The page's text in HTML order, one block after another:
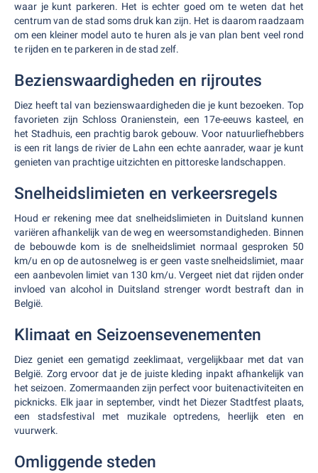
waar je kunt parkeren. Het is echter goed om te weten dat het
centrum van de stad soms druk kan zijn. Het is daarom raadzaam
om een kleiner model auto te huren als je van plan bent veel rond
te rijden en te parkeren in de stad zelf.
Bezienswaardigheden en rijroutes
Diez heeft tal van bezienswaardigheden die je kunt bezoeken. Top
favorieten zijn Schloss Oranienstein, een 17e-eeuws kasteel, en
het Stadhuis, een prachtig barok gebouw. Voor natuurliefhebbers
is een rit langs de rivier de Lahn een echte aanrader, waar je kunt
genieten van prachtige uitzichten en pittoreske landschappen.
Snelheidslimieten en verkeersregels
Houd er rekening mee dat snelheidslimieten in Duitsland kunnen
variëren afhankelijk van de weg en weersomstandigheden. Binnen
de bebouwde kom is de snelheidslimiet normaal gesproken 50
km/u en op de autosnelweg is er geen vaste snelheidslimiet, maar
een aanbevolen limiet van 130 km/u. Vergeet niet dat rijden onder
invloed van alcohol in Duitsland strenger wordt bestraft dan in
België.
Klimaat en Seizoensevenementen
Diez geniet een gematigd zeeklimaat, vergelijkbaar met dat van
België. Zorg ervoor dat je de juiste kleding inpakt afhankelijk van
het seizoen. Zomermaanden zijn perfect voor buitenactiviteiten en
picknicks. Elk jaar in september, vindt het Diezer Stadtfest plaats,
een stadsfestival met muzikale optredens, heerlijk eten en
vuurwerk.
Omliggende steden